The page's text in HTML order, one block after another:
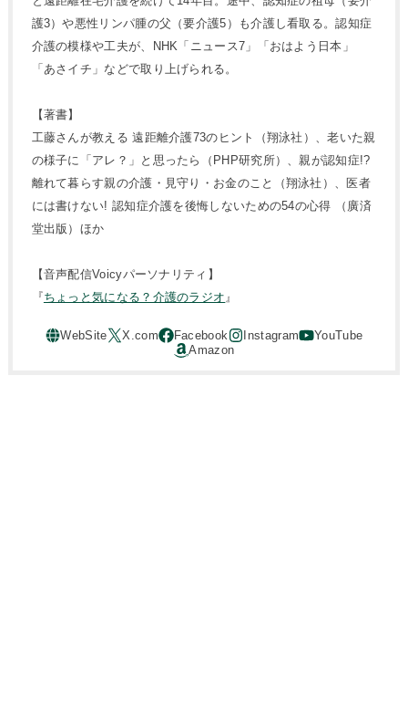
護3）や悪性リンパ腫の父（要介護5）も介護し看取る。認知症
介護の模様や工夫が、NHK「ニュース7」「おはよう日本」
「あさイチ」などで取り上げられる。
【著書】
工藤さんが教える 遠距離介護73のヒント（翔泳社）、老いた親
の様子に「アレ？」と思ったら（PHP研究所）、親が認知症!?
離れて暮らす親の介護・見守り・お金のこと（翔泳社）、医者
には書けない! 認知症介護を後悔しないための54の心得 （廣済
堂出版）ほか
【音声配信Voicyパーソナリティ】
『ちょっと気になる？介護のラジオ 』